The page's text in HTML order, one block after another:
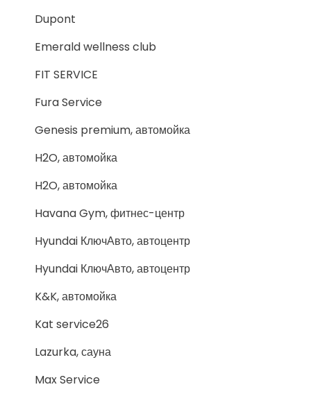
Dupont
Emerald wellness club
FIT SERVICE
Fura Service
Genesis premium, автомойка
H2O, автомойка
H2O, автомойка
Havana Gym, фитнес-центр
Hyundai КлючАвто, автоцентр
Hyundai КлючАвто, автоцентр
K&K, автомойка
Kat service26
Lazurka, сауна
Max Service